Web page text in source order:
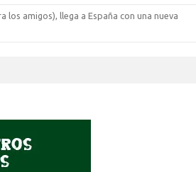
los amigos), llega a España con una nueva